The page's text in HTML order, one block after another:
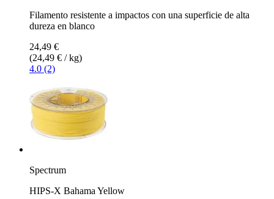
Filamento resistente a impactos con una superficie de alta
dureza en blanco
24,49 €
(24,49 € / kg)
4.0 (2)
Spectrum
HIPS-X Bahama Yellow